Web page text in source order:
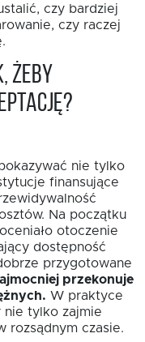
czy bardziej
czy raczej
żeby
nie tylko
finansujące
Na początku
otoczenie
dostępność
przygotowane
przekonuje
W praktyce
nie tylko zajmie
rozsądnym czasie.